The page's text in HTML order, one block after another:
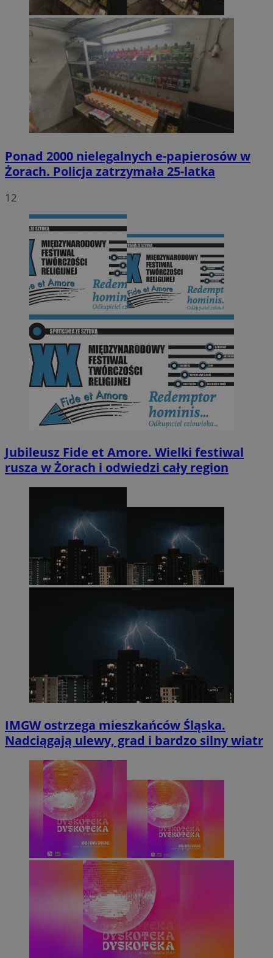
Ponad 2000 nielegalnych e-papierosów w
Żorach. Policja zatrzymała 25-latka
12
Jubileusz Fide et Amore. Wielki festiwal
rusza w Żorach i odwiedzi cały region
IMGW ostrzega mieszkańców Śląska.
Nadciągają ulewy, grad i bardzo silny wiatr